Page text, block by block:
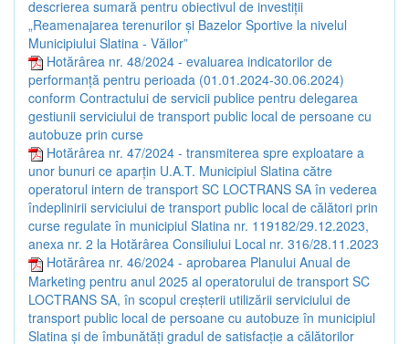
descrierea sumară pentru obiectivul de investiții
„Reamenajarea terenurilor și Bazelor Sportive la nivelul
Municipiului Slatina - Văilor”
Hotărârea nr. 48/2024 - evaluarea indicatorilor de
performanță pentru perioada (01.01.2024-30.06.2024)
conform Contractului de servicii publice pentru delegarea
gestiunii serviciului de transport public local de persoane cu
autobuze prin curse
Hotărârea nr. 47/2024 - transmiterea spre exploatare a
unor bunuri ce aparțin U.A.T. Municipiul Slatina către
operatorul intern de transport SC LOCTRANS SA în vederea
îndeplinirii serviciului de transport public local de călători prin
curse regulate în municipiul Slatina nr. 119182/29.12.2023,
anexa nr. 2 la Hotărârea Consiliului Local nr. 316/28.11.2023
Hotărârea nr. 46/2024 - aprobarea Planului Anual de
Marketing pentru anul 2025 al operatorului de transport SC
LOCTRANS SA, în scopul creșterii utilizării serviciului de
transport public local de persoane cu autobuze în municipiul
Slatina și de îmbunătăți gradul de satisfacție a călătorilor